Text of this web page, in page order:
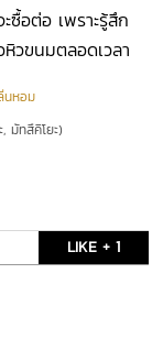
อต่อ เพราะรู้สึก
วขนมตลอดเวลา
นหอม
มัทสึคิโยะ)
LIKE + 1